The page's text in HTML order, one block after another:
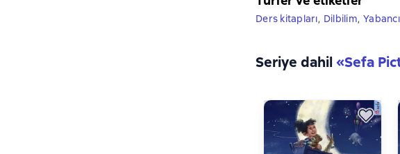
Ders kitapları, Dilbilim,
Seriye dahil«Sefa